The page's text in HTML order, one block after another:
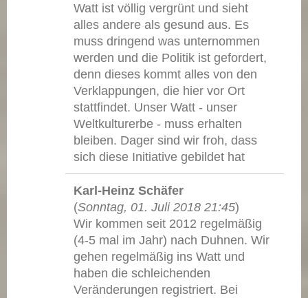
Watt ist völlig vergrünt und sieht
alles andere als gesund aus. Es
muss dringend was unternommen
werden und die Politik ist gefordert,
denn dieses kommt alles von den
Verklappungen, die hier vor Ort
stattfindet. Unser Watt - unser
Weltkulturerbe - muss erhalten
bleiben. Dager sind wir froh, dass
sich diese Initiative gebildet hat
Karl-Heinz Schäfer
(Sonntag, 01. Juli 2018 21:45)
Wir kommen seit 2012 regelmäßig
(4-5 mal im Jahr) nach Duhnen. Wir
gehen regelmäßig ins Watt und
haben die schleichenden
Veränderungen registriert. Bei